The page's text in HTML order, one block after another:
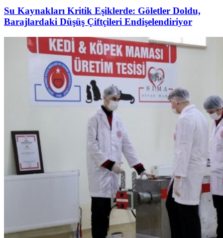
Su Kaynakları Kritik Eşiklerde: Göletler Doldu,
Barajlardaki Düşüş Çiftçileri Endişelendiriyor